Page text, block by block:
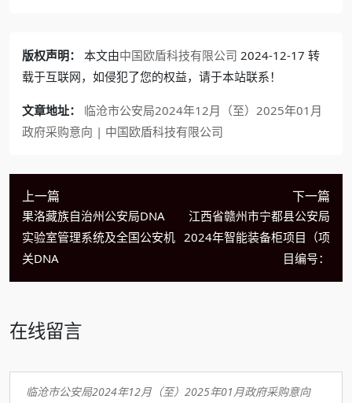
版权声明： 本文由中国欧盾科技有限公司 2024-12-17 转
载于互联网，如侵犯了您的权益，请于本站联系！
文章地址：
临沧市公安局2024年12月（至）2025年01月
政府采购意向 | 中国欧盾科技有限公司
上一篇
果洛藏族自治州公安局DNA
实验室管理系统及全国公安机
关DNA
下一篇
江西省赣州市宁都县公安局
2024年智能装备柜项目（项
目编号：
在线留言